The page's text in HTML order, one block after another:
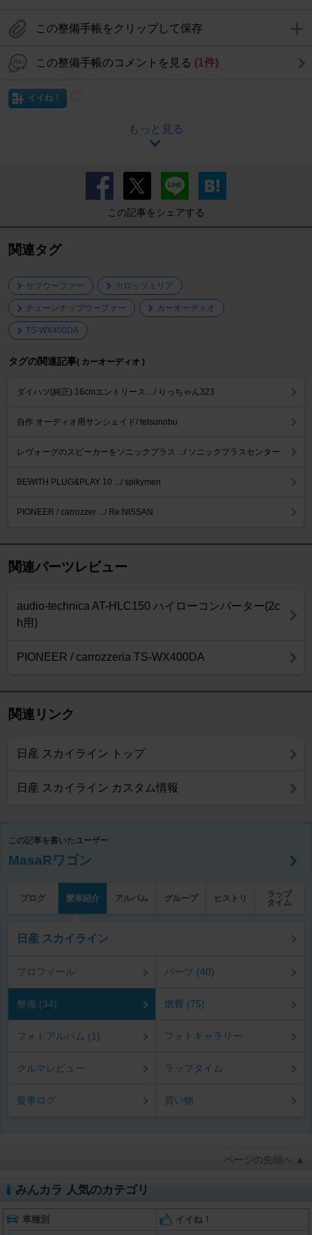
この整備手帳をクリップして保存
この整備手帳のコメントを見る (1件)
イイね！
もっと見る
この記事をシェアする
関連タグ
サブウーファー カロッツェリア
チューンナップウーファー カーオーディオ
TS-WX400DA
タグの関連記事( カーオーディオ )
ダイハツ(純正) 16cmエントリース .../ りっちゃん323
自作 オーディオ用サンシェイド/ tetsunobu
レヴォーグのスピーカーをソニックプラス .../ ソニックプラスセンター
BEWITH PLUG&PLAY 10 .../ spikymen
PIONEER / carrozzer .../ Re:NISSAN
関連パーツレビュー
audio-technica AT-HLC150 ハイローコンバーター(2c
h用)
PIONEER / carrozzeria TS-WX400DA
関連リンク
日産 スカイライン トップ
日産 スカイライン カスタム情報
この記事を書いたユーザー
MasaRワゴン
ブログ 愛車紹介 アルバム グループ ヒストリ
ラップ
タイム
日産 スカイライン
プロフィール パーツ (40)
整備 (34) 燃費 (75)
フォトアルバム (1) フォトギャラリー
クルマレビュー ラップタイム
愛車ログ 買い物
ページの先頭へ ▲
みんカラ 人気のカテゴリ
車種別 イイね！